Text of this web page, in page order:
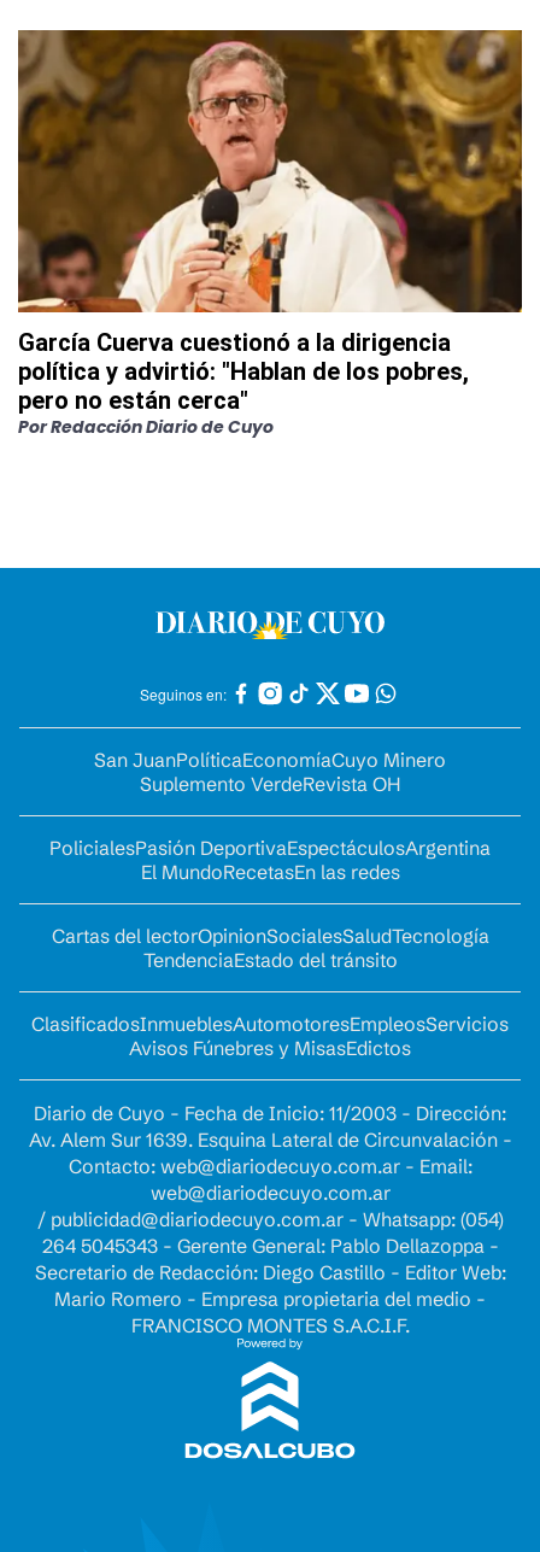
García Cuerva cuestionó a la dirigencia
política y advirtió: "Hablan de los pobres,
pero no están cerca"
PorRedacción Diario de Cuyo
Seguinos en:
San JuanPolíticaEconomíaCuyo Minero
Suplemento VerdeRevista OH
PolicialesPasión DeportivaEspectáculosArgentina
El MundoRecetasEn las redes
Cartas del lectorOpinionSocialesSaludTecnología
TendenciaEstado del tránsito
ClasificadosInmueblesAutomotoresEmpleosServicios
Avisos Fúnebres y MisasEdictos
Diario de Cuyo - Fecha de Inicio: 11/2003 - Dirección:
Av. Alem Sur 1639. Esquina Lateral de Circunvalación -
Contacto: web@diariodecuyo.com.ar- Email:
web@diariodecuyo.com.ar
/ publicidad@diariodecuyo.com.ar- Whatsapp: (054)
264 5045343 - Gerente General: Pablo Dellazoppa -
Secretario de Redacción: Diego Castillo - Editor Web:
Mario Romero - Empresa propietaria del medio -
FRANCISCO MONTES S.A.C.I.F.